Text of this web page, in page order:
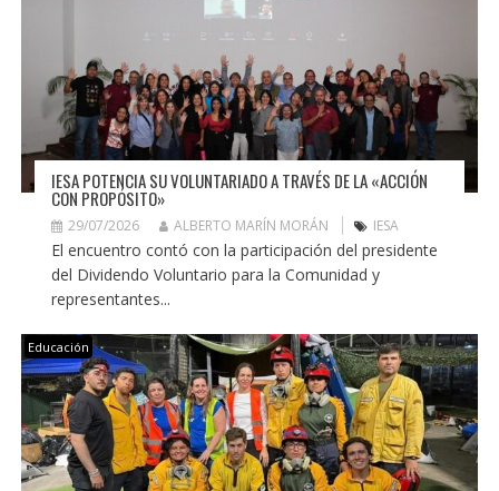
IESA POTENCIA SU VOLUNTARIADO A TRAVÉS DE LA «ACCIÓN
CON PROPÓSITO»
29/07/2026 ALBERTO MARÍN MORÁN IESA
El encuentro contó con la participación del presidente
del Dividendo Voluntario para la Comunidad y
representantes...
Educación